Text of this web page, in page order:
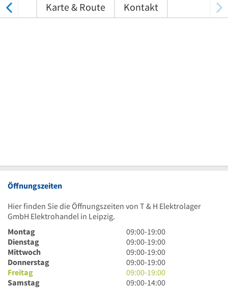
Karte & Route Kontakt
Öffnungszeiten
Hier finden Sie die Öffnungszeiten von T & H Elektrolager
GmbH Elektrohandel in Leipzig.
Montag
9
Uhr
bis
19
Uhr
09:00-19:00
Dienstag
9
Uhr
bis
19
Uhr
09:00-19:00
Mittwoch
9
Uhr
bis
19
09:00-19:00
Donnerstag
9
Uhr
bis
09:00-19:00
Freitag
9
Uhr
09:00-19:00
Samstag
9
09:00-14:00